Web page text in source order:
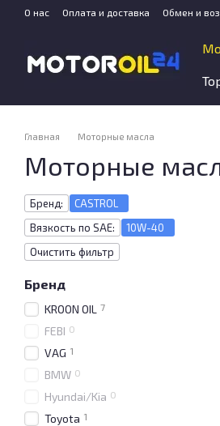
Перейти к основному контенту
О нас Оплата и доставка Обмен и
Главная Моторные масла
Моторные
Бренд:
CASTROL
Вязкость по SAE:
10W-40
Очистить фильтр
Бренд
KROON OIL 7
FEBI 0
VAG 1
BMW 0
Hyundai/Kia 0
Toyota 1